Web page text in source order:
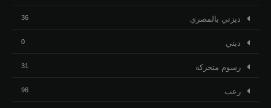
ديزني بالمصري 36
ديني 0
رسوم متحركة 31
رعب 96